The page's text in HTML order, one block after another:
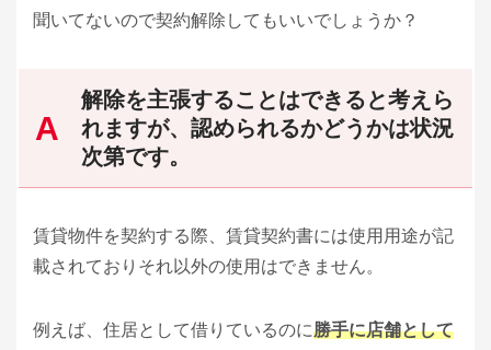
聞いてないので契約解除してもいいでしょうか？
解除を主張することはできると考えら
れますが、認められるかどうかは状況
次第です。
賃貸物件を契約する際、賃貸契約書には使用用途が記
載されておりそれ以外の使用はできません。
例えば、住居として借りているのに勝手に店舗として